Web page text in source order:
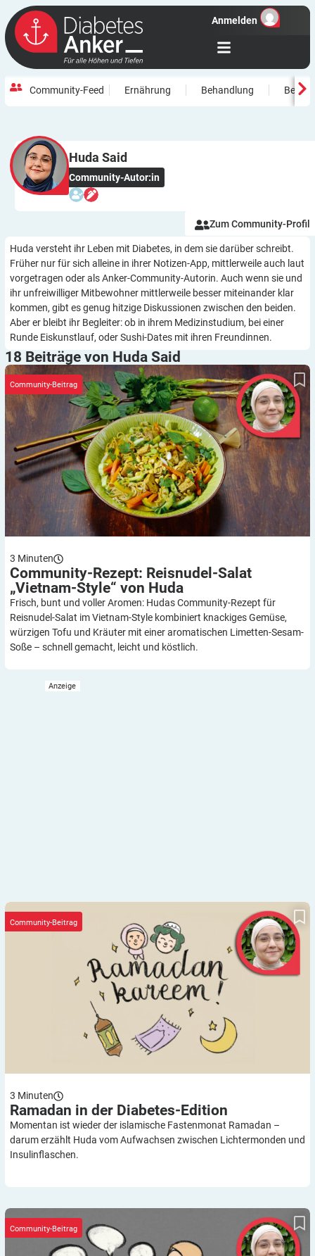
Anmelden
Community-Feed Ernährung Behandlung
Huda Said
Community-Autor:in
Zum Community-Profil
Huda versteht ihr Leben mit Diabetes, in dem sie darüber schreibt.
Früher nur für sich alleine in ihrer Notizen-App, mittlerweile auch laut
vorgetragen oder als Anker-Community-Autorin. Auch wenn sie und
ihr unfreiwilliger Mitbewohner mittlerweile besser miteinander klar
kommen, gibt es genug hitzige Diskussionen zwischen den beiden.
Aber er bleibt ihr Begleiter: ob in ihrem Medizinstudium, bei einer
Runde Eiskunstlauf, oder Sushi-Dates mit ihren Freundinnen.
18 Beiträge von Huda Said
Community-Rezept: Reisnudel-Salat „Vietnam-Style“ von Huda
Community-Beitrag
3 Minuten
Community-Rezept: Reisnudel-Salat
„Vietnam-Style“ von Huda
Frisch, bunt und voller Aromen: Hudas Community-Rezept für
Reisnudel-Salat im Vietnam-Style kombiniert knackiges Gemüse,
würzigen Tofu und Kräuter mit einer aromatischen Limetten-Sesam-
Soße – schnell gemacht, leicht und köstlich.
Community-Beitrag
3 Minuten
Ramadan in der Diabetes-Edition
Momentan ist wieder der islamische Fastenmonat Ramadan –
darum erzählt Huda vom Aufwachsen zwischen Lichtermonden und
Insulinflaschen.
Community-Beitrag